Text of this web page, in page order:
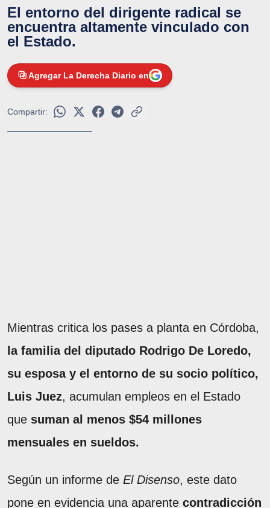
El entorno del dirigente radical se
encuentra altamente vinculado con
el Estado.
Agregar La Derecha Diario en
Compartir:
Mientras critica los pases a planta en Córdoba,
la familia del diputado Rodrigo De Loredo,
su esposa y el entorno de su socio político,
Luis Juez, acumulan empleos en el Estado
que suman al menos $54 millones
mensuales en sueldos.
Según un informe de El Disenso, este dato
pone en evidencia una aparente contradicción